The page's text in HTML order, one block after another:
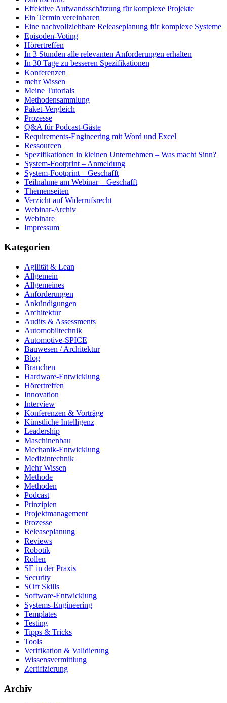
Effektive Aufwandsschätzung für komplexe Projekte
Ein Termin vereinbaren
Eine nachvollziehbare Releaseplanung für komplexe Systeme
Episoden-Voting
Hörertreffen
In 3 Stunden alle relevanten Anforderungen erhalten
In 30 Tage zu besseren Spezifikationen
Konferenzen
mehr Wissen
Meine Tutorials
Methodensammlung
Paket-Vergleich
Prozesse
Q&A für Podcast-Gäste
Requirements-Engineering mit Word und Excel
Ressourcen
Spezifikationen in kleinen Unternehmen – Was macht Sinn?
System-Footprint – Anmeldung
System-Footprint – Geschafft
Teilnahme am Webinar – Geschafft
Themenseiten
Verzicht auf Widerrufsrecht
Webinar-Archiv
Webinare
Impressum
Kategorien
Agilität & Lean
Allgemein
Allgemeines
Anforderungen
Ankündigungen
Architektur
Audits & Assessments
Automobiltechnik
Automotive-SPICE
Bauwesen / Architektur
Blog
Branchen
Hardware-Entwicklung
Hörertreffen
Innovation
Interview
Konferenzen & Vorträge
Künstliche Intelligenz
Leadership
Maschinenbau
Mechanik-Entwicklung
Medizintechnik
Mehr Wissen
Methode
Methoden
Podcast
Prinzipien
Projektmanagement
Prozesse
Releaseplanung
Reviews
Robotik
Rollen
SE in der Praxis
Security
SOft Skills
Software-Entwicklung
Systems-Engineering
Templates
Testing
Tipps & Tricks
Tools
Verifikation & Validierung
Wissensvermittlung
Zertifizierung
Archiv